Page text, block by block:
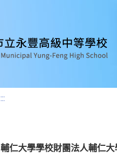
:::
輔仁大學學校財團法人輔仁大